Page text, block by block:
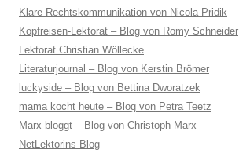
Klare Rechtskommunikation von Nicola Pridik
Kopfreisen-Lektorat – Blog von Romy Schneider
Lektorat Christian Wöllecke
Literaturjournal – Blog von Kerstin Brömer
luckyside – Blog von Bettina Dworatzek
mama kocht heute – Blog von Petra Teetz
Marx bloggt – Blog von Christoph Marx
NetLektorins Blog